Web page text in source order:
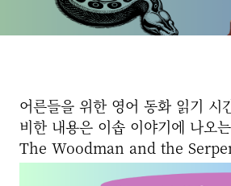
어른들을 위한 영어 동화 읽기 시
비한 내용은 이솝 이야기에 나오
The Woodman and the